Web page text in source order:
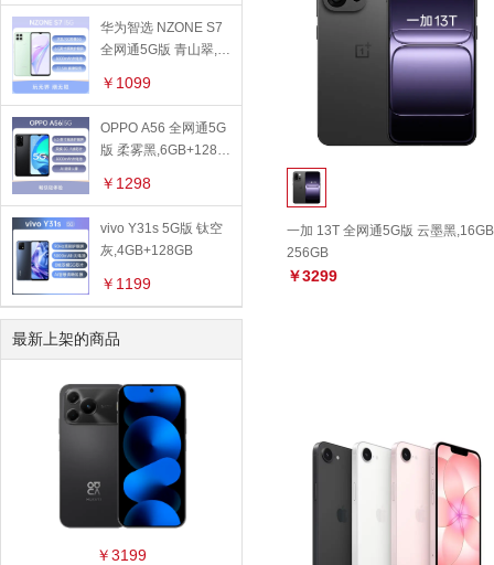
充电器
数据线
线下配件
华为智选 NZONE S7
全网通5G版 青山翠,6
￥1099
OPPO A56 全网通5G
版 柔雾黑,6GB+128G
￥1298
vivo Y31s 5G版 钛空
灰,4GB+128GB
￥1199
最新上架的商品
￥3199
操作系统： 全部 苹果 安
全部 八核 四
全部 2000万及
后置摄像头像
素：
全部 2000万及
指纹识别：
快速充电： 全部 支持 不
数据接口：
一加 13T 全网通5G版 云墨黑
256GB
￥3299